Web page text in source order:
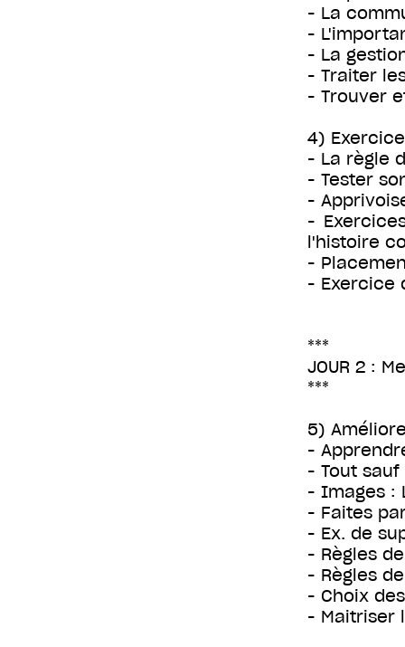
- La
-
- La
- Traiter
- Trouver
4)
- La règle
- Tester
-
-
l'histoire
-
- Exercice
***
JOUR 2 :
***
5)
-
- Tout
- Images :
- Faites
- Ex. de
- Règles
- Règles
- Choix
- Maitriser